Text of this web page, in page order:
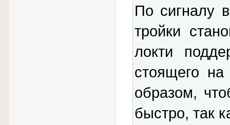
По сигналу
тройки
локти
стоящего
образом,
быстро, так